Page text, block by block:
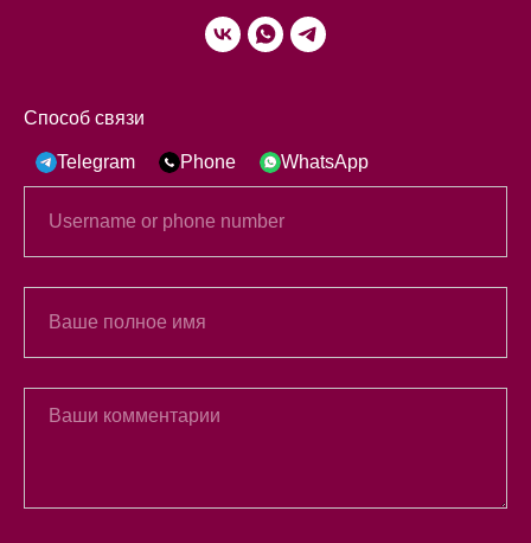
Способ связи
Telegram Phone WhatsApp